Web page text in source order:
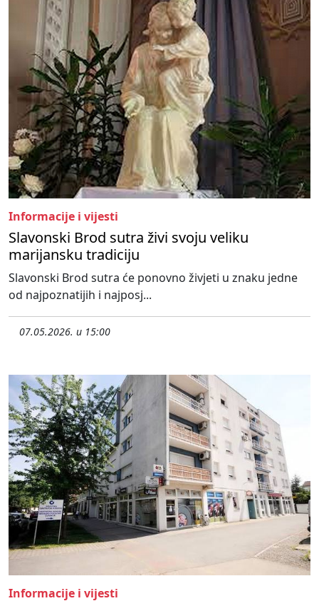
Informacije i vijesti
Slavonski Brod sutra živi svoju veliku
marijansku tradiciju
Slavonski Brod sutra će ponovno živjeti u znaku jedne
od najpoznatijih i najposj...
07.05.2026. u 15:00
Informacije i vijesti